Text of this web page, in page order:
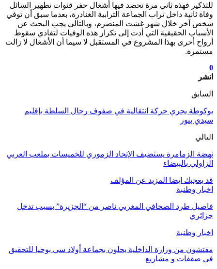
للتذكير فهذه ثاني مرة تحصد فيها أشغال حفر قنوات تطهير السائل
وفاة ثانية داخل تراب الجماعة الترابية الغنادرة، بعدما سبق أن توفي
شخص آخر خلال شهر غشت المنصرم، وبالتالي يجب البحث عن
الأسباب الحقيقية التي أدت إلى تكرار هذه الوفيات لتفادي سقوط
أرواح أخرى بهذا المشروع في المستقبل لا سيما أن الأشغال لا زالت
مستمرة.
0
انشر
السابق
بوكوطة يجري حركة انتقالية في صفوف رجال السلطة بإقليم
سيدي بنور
التالي
نهضة الزمامرة يستضيف الإتحاد الزموري للخميسات بملعب العربي
الزاولي بالبيضاء
قد يعجبك ايضا المزيد عن المؤلف
اخبار وطنبة
فاصيل طرد الصحافي المغربي ناصر من “الجزيرة” بسبب تدخل
جزائري
اخبار وطنبة
مفتشون من وزارة الداخلية يحلون بجماعة أولاد سي بوحيا للتحقيق
في صفقات و مشاريع